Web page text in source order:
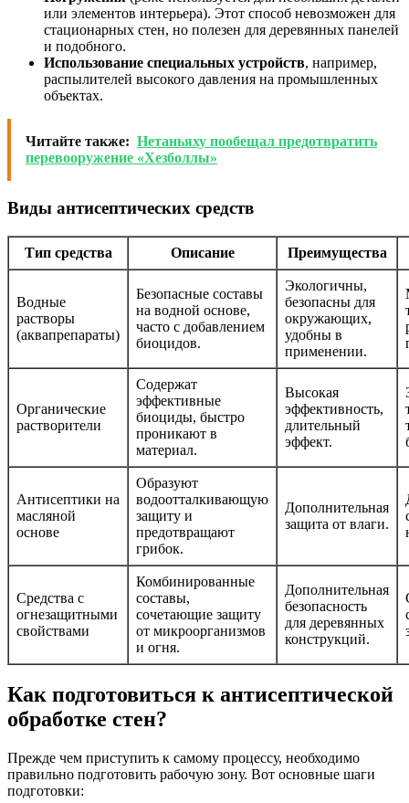
или элементов интерьера). Этот способ невозможен для
стационарных стен, но полезен для деревянных панелей
и подобного.
Использование специальных устройств, например,
распылителей высокого давления на промышленных
объектах.
Читайте также: Нетаньяху пообещал предотвратить
перевооружение «Хезболлы»
Виды антисептических средств
Тип средства Описание Преимущества
Водные
растворы
(аквапрепараты)
Безопасные составы
на водной основе,
часто с добавлением
биоцидов.
Экологичны,
безопасны для
окружающих,
удобны в
применении.
Органические
растворители
Содержат
эффективные
биоциды, быстро
проникают в
материал.
Высокая
эффективность,
длительный
эффект.
Антисептики на
масляной
основе
Образуют
водоотталкивающую
защиту и
предотвращают
грибок.
Дополнительная
защита от влаги.
Средства с
огнезащитными
свойствами
Комбинированные
составы,
сочетающие защиту
от микроорганизмов
и огня.
Дополнительная
безопасность
для деревянных
конструкций.
Как подготовиться к антисептической
обработке стен?
Прежде чем приступить к самому процессу, необходимо
правильно подготовить рабочую зону. Вот основные шаги
подготовки: